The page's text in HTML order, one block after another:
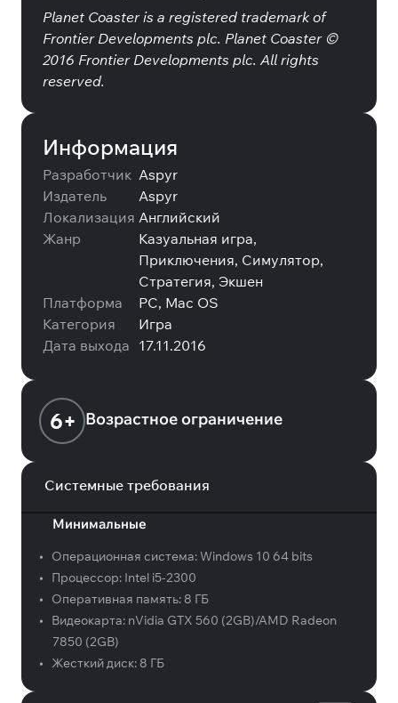
Planet Coaster is a registered trademark of
Frontier Developments plc. Planet Coaster ©
2016 Frontier Developments plc. All rights
reserved.
Информация
Разработчик Aspyr
Издатель
Aspyr
Локализация Английский
Жанр
Казуальная игра,
Приключения, Симулятор,
Стратегия, Экшен
Платформа
PC, Mac OS
Категория
Игра
Дата выхода 17.11.2016
6+ Возрастное ограничение
Системные требования
Минимальные
• Операционная система:Windows 10 64 bits
•
Процессор: Intel i5-2300
•
Оперативная память: 8 ГБ
•
Видеокарта: nVidia GTX 560 (2GB)/AMD Radeon
7850 (2GB)
•
Жесткий диск: 8 ГБ